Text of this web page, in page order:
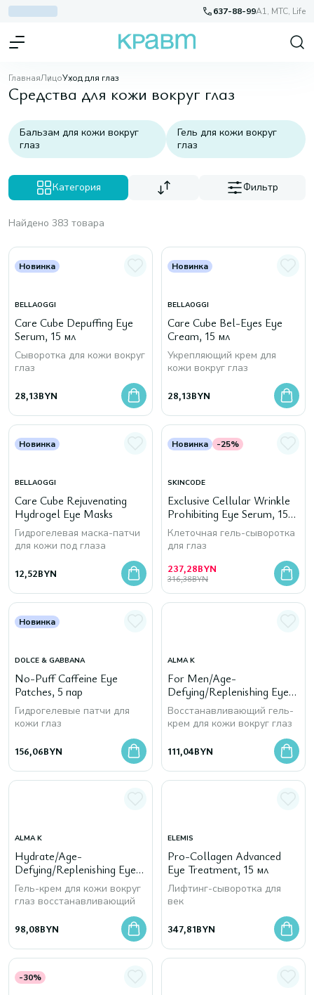
637-88-99A1, МТС, Life
ГлавнаяЛицоУход для глаз
Средства для кожи вокруг глаз
Бальзам для кожи вокруг
глаз
Гель для кожи вокруг
глаз
Категория Фильтр
Найдено 383 товара
Новинка
BELLAOGGI
Care Cube Depuffing Eye
Serum, 15 мл
Сыворотка для кожи вокруг
глаз
28,13BYN
Новинка
BELLAOGGI
Care Cube Bel-Eyes Eye
Cream, 15 мл
Укрепляющий крем для
кожи вокруг глаз
28,13BYN
Новинка
BELLAOGGI
Care Cube Rejuvenating
Hydrogel Eye Masks
Гидрогелевая маска-патчи
для кожи под глаза
12,52BYN
Новинка -25%
SKINCODE
Exclusive Cellular Wrinkle
Prohibiting Eye Serum, 15
мл
Клеточная гель-сыворотка
для глаз
237,28BYN
316,38BYN
Новинка
DOLCE & GABBANA
No-Puff Caffeine Eye
Patches, 5 пар
Гидрогелевые патчи для
кожи глаз
156,06BYN
ALMA K
For Men/Age-
Defying/Replenishing Eye
Gel-Cream, 20 мл
Восстанавливающий гель-
крем для кожи вокруг глаз
111,04BYN
ALMA K
Hydrate/Age-
Defying/Replenishing Eye
Gel-Cream, 20 мл
Гель-крем для кожи вокруг
глаз восстанавливающий
98,08BYN
ELEMIS
Pro-Collagen Advanced
Eye Treatment, 15 мл
Лифтинг-сыворотка для
век
347,81BYN
-30%